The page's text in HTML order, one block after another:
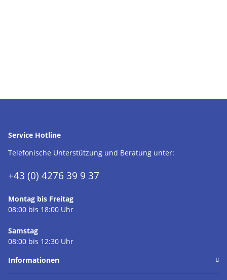
Service Hotline
Telefonische Unterstützung und Beratung unter:
+43 (0) 4276 39 9 37
Montag bis Freitag
08:00 bis 18:00 Uhr
Samstag
08:00 bis 12:30 Uhr
Informationen